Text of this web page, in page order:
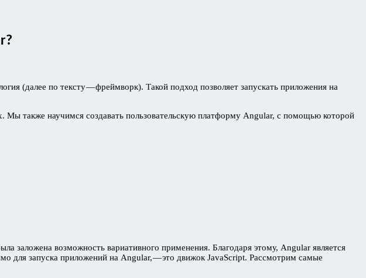
(далее по тексту — фреймворк). Такой подход позволяет запускать приложения на
также научимся создавать пользовательскую платформу Angular, с помощью которой
заложена возможность вариативного применения. Благодаря этому, Angular является
для запуска приложений на Angular, — это движок JavaScript. Рассмотрим самые